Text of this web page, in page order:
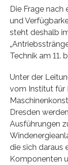
Die Frage nach
und
steht deshalb
Technik am 11.
Unter der
vom Institut für
Dresden
Ausführungen
die sich daraus
Komponenten